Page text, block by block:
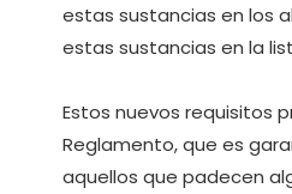
estas sustancias en los
estas sustancias en la
Estos nuevos requisitos
Reglamento, que es
aquellos que padecen